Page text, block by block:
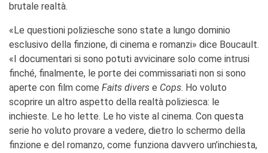
brutale realtà.
«Le questioni poliziesche sono state a lungo dominio
esclusivo della finzione, di cinema e romanzi» dice Boucault.
«I documentari si sono potuti avvicinare solo come intrusi
finché, finalmente, le porte dei commissariati non si sono
aperte con film come Faits divers e Cops. Ho voluto
scoprire un altro aspetto della realtà poliziesca: le
inchieste. Le ho lette. Le ho viste al cinema. Con questa
serie ho voluto provare a vedere, dietro lo schermo della
finzione e del romanzo, come funziona davvero un’inchiesta,